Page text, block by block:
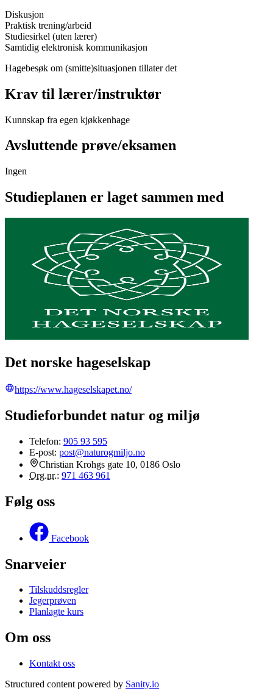
Diskusjon
Praktisk trening/arbeid
Studiesirkel (uten lærer)
Samtidig elektronisk kommunikasjon
Hagebesøk om (smitte)situasjonen tillater det
Krav til lærer/instruktør
Kunnskap fra egen kjøkkenhage
Avsluttende prøve/eksamen
Ingen
Studieplanen er laget sammen med
Det norske hageselskap
https://www.hageselskapet.no/
Studieforbundet natur og miljø
Telefon: 905 93 595
E-post: post@naturogmiljo.no
Christian Krohgs gate 10, 0186 Oslo
Org.nr.: 971 463 961
Følg oss
Facebook
Snarveier
Tilskuddsregler
Jegerprøven
Planlagte kurs
Om oss
Kontakt oss
Structured content powered by Sanity.io